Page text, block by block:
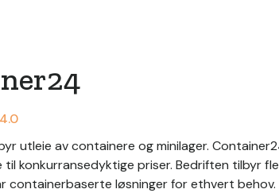
4.0
utleie av containere og minilager.
konkurransedyktige priser. Bedriften tilbyr
containerbaserte løsninger for ethvert behov.